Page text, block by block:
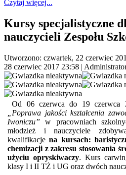
Czytaj więcej...
Kursy specjalistyczne
nauczycieli Zespołu
Utworzono: czwartek, 22 czerwiec
28 czerwiec 2017 23:58 |
Od 06 czerwca do 19 czerwca
„Poprawa jakości kształcenia
Iwoniczu” w pracowniach
młodzież i nauczyciele
kwalifikacjena kursach:
chemizacji z zakresu stosowania
użyciu opryskiwaczy. Kurs
klasy I i II TŻ i UG oraz dwóch